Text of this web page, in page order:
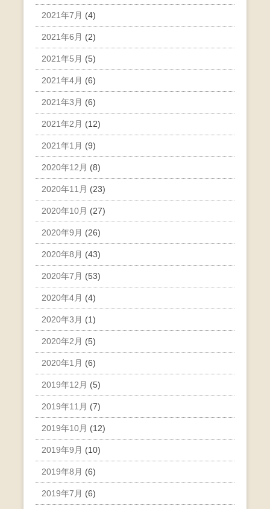
2021年7月 (4)
2021年6月 (2)
2021年5月 (5)
2021年4月 (6)
2021年3月 (6)
2021年2月 (12)
2021年1月 (9)
2020年12月 (8)
2020年11月 (23)
2020年10月 (27)
2020年9月 (26)
2020年8月 (43)
2020年7月 (53)
2020年4月 (4)
2020年3月 (1)
2020年2月 (5)
2020年1月 (6)
2019年12月 (5)
2019年11月 (7)
2019年10月 (12)
2019年9月 (10)
2019年8月 (6)
2019年7月 (6)